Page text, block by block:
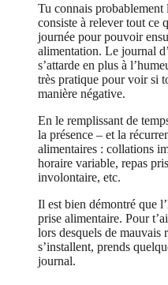
Tu connais
consiste à relever tout ce
journée pour pouvoir
alimentation. Le journal
s’attarde en plus à
très pratique pour voir si
manière négative.
En le remplissant de
la présence – et la
alimentaires : collations
horaire variable, repas
involontaire, etc.
Il est bien démontré que
prise alimentaire. Pour
lors desquels de mauvais
s’installent, prends
journal.